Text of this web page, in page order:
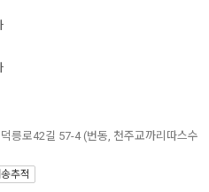
릉로42길 57-4 (번동, 천주교까리따스수
추적